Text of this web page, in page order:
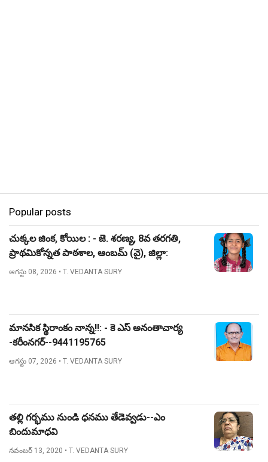
Popular posts
చుక్కల జింక, కోయిల : - జె. శరణ్య, 8వ తరగతి,
ప్రాథమికోన్నత పాఠశాల, ఆంబమ్ (వై), జిల్లా:
నిజామాబాద్.
ఆగస్టు 08, 2026 • T. VEDANTA SURY
మానసిక స్థిరాంకం నాన్న!!: - కె ఎస్ అనంతాచార్య
-కరీంనగర్--9441195765
ఆగస్టు 07, 2026 • T. VEDANTA SURY
తల్లి గర్భము నుండి ధనము తేడెవ్వడు--ఎం
బిందుమాధవి
నవంబర్ 13, 2020 • T. VEDANTA SURY